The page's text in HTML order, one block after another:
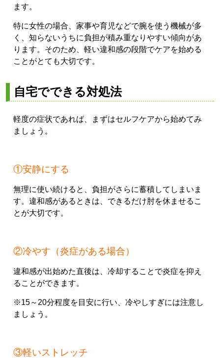
ます。
特に女性の場合、家事や育児などで腕を使う機械が多
く、知らないうちに負担が積み重なりやすい傾向があ
ります。そのため、軽い違和感の段階でケアを始める
ことがとても大切です。
自宅でできる対処法
軽度の症状であれば、まずはセルフケアから始めてみ
ましょう。
①安静にする
無理に使い続けると、負担がさらに蓄積してしまいま
す。違和感があるときは、できるだけ肘を休ませるこ
とが大切です。
②冷やす（炎症がある場合）
違和感が出始めた直後は、冷却することで炎症を抑え
ることができます。
※15～20分程度を目安に行い、冷やしすぎには注意し
ましょう。
③軽いストレッチ